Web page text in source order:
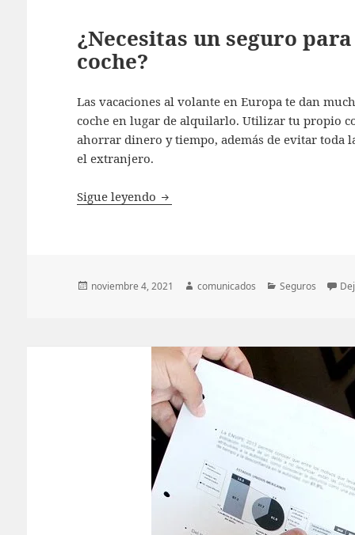
¿Necesitas un seguro
coche?
Las vacaciones al volante en Europa te dan
coche en lugar de alquilarlo. Utilizar tu propio
ahorrar dinero y tiempo, además de evitar toda
el extranjero.
Sigue leyendo ¿Necesitas un seguro para viajar
Publicado
noviembre 4, 2021 Autor
comunicados Categorías
Seguros